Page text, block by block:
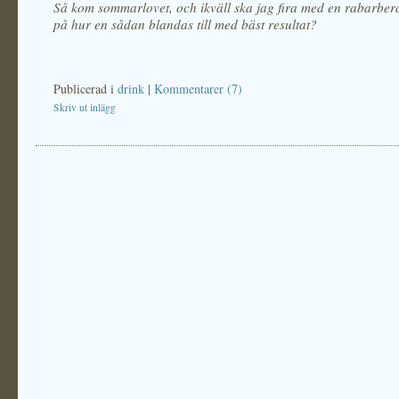
Så kom sommarlovet, och ikväll ska jag fira med en
på hur en sådan blandas till med bäst resultat?
Publicerad i drink | Kommentarer (7)
Skriv ut inlägg